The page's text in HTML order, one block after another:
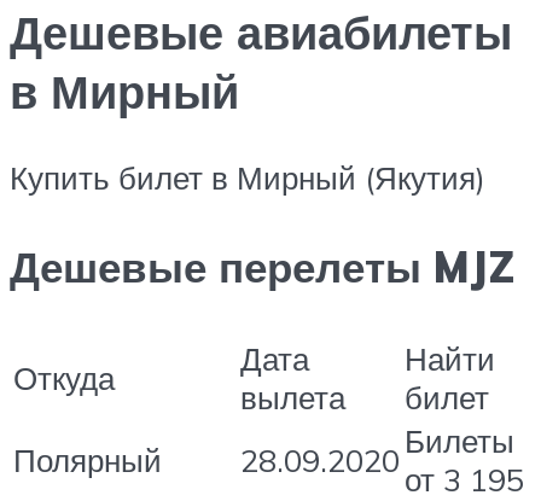
Дешевые авиабилеты
в Мирный
Купить билет в Мирный (Якутия)
Дешевые перелеты MJZ
Откуда
Дата
вылета
Найти
билет
Полярный
28.09.2020 Билеты
от 3 195